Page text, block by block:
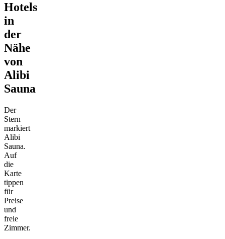
Hotels
in
der
Nähe
von
Alibi
Sauna
Der
Stern
markiert
Alibi
Sauna.
Auf
die
Karte
tippen
für
Preise
und
freie
Zimmer.